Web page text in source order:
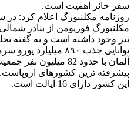
سفر حائز اهمیت است.
مکلنبورگ فورپومن از بنادر شمالی
توانایی جذب ۸۹۰ میلیارد یورو سرمایه را خواهد داشت.
آلمان با حدود 82
پیشرفته ترین کشورهای اروپاست.
این کشور دارای 16 ایالت است.